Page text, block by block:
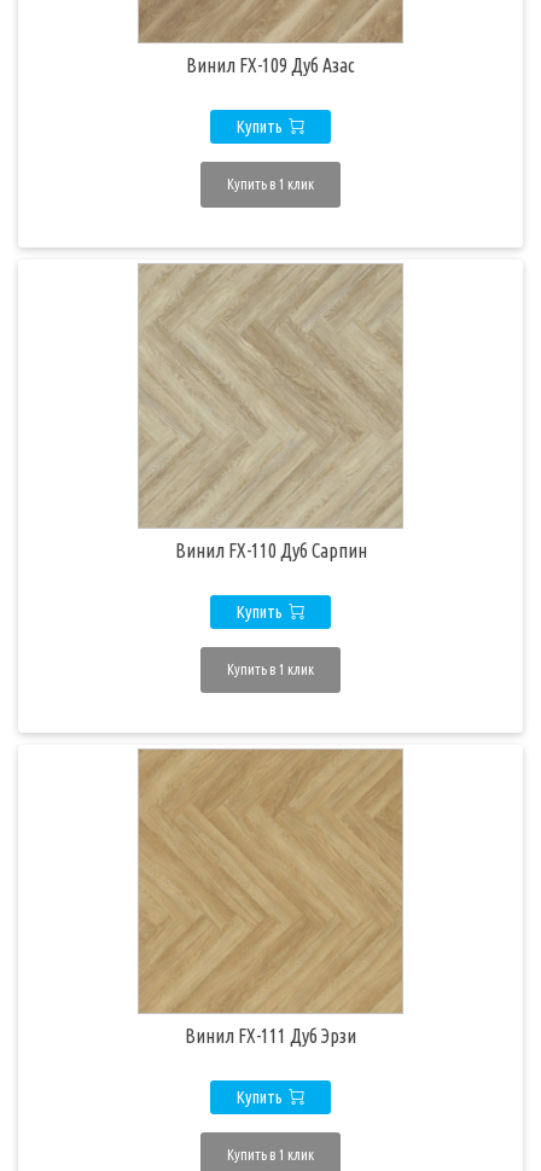
Винил FX-109 Дуб Азас
Купить
Купить в 1 клик
Винил FX-110 Дуб Сарпин
Купить
Купить в 1 клик
Винил FX-111 Дуб Эрзи
Купить
Купить в 1 клик